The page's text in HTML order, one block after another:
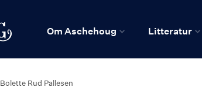
Hjem
Om Aschehoug Litteratur
Bolette Rud Pallesen